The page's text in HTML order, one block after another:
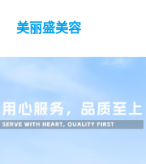
美丽盛美容